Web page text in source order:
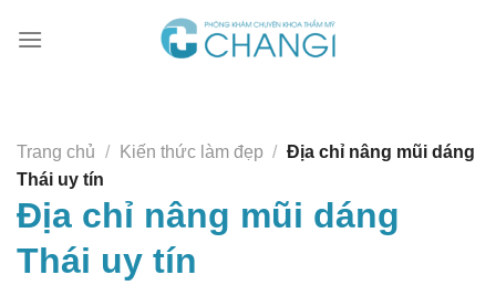
đến
Trang chủ / Kiến thức làm đẹp / Địa chỉ nâng mũi dáng
Thái uy tín
Địa chỉ nâng mũi dáng
Thái uy tín